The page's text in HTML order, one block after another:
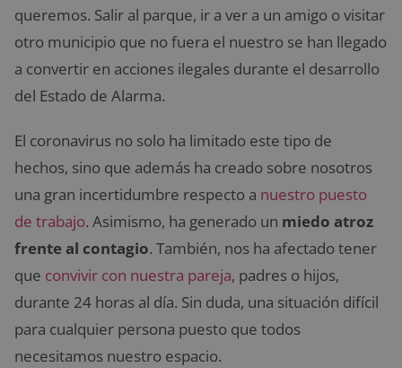
queremos. Salir al parque, ir a ver a un amigo o visitar
otro municipio que no fuera el nuestro se han llegado
a convertir en acciones ilegales durante el desarrollo
del Estado de Alarma.
El coronavirus no solo ha limitado este tipo de
hechos, sino que además ha creado sobre nosotros
una gran incertidumbre respecto a nuestro puesto
de trabajo. Asimismo, ha generado un miedo atroz
frente al contagio. También, nos ha afectado tener
que convivir con nuestra pareja, padres o hijos,
durante 24 horas al día. Sin duda, una situación difícil
para cualquier persona puesto que todos
necesitamos nuestro espacio.